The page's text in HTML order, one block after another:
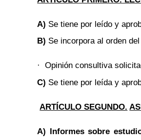
A) Se tiene por leído y
B) Se incorpora al orden
· Opinión consultiva
C) Se tiene por leída y
ARTÍCULO SEGUNDO.
A) Informes sobre